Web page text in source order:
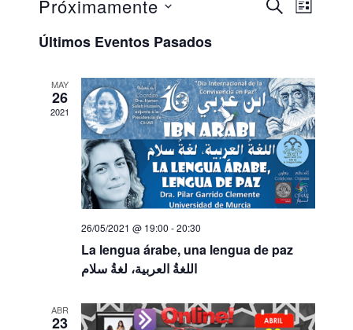
y
vistas
de
Eventos
BUSCAR
Evento
LISTA
Próximamente
Seleccionar
fecha.
Últimos Eventos Pasados
MAY
26
2021
26/05/2021 @ 19:00 -20:30
La lengua árabe, una lengua de paz
اللغةُ العربية، لغةُ سلام
ABR
23